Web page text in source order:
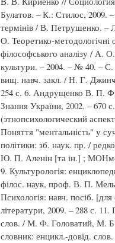
Булатов. – К.: Стилос, 2009.
термінів / В. Петрушенко. –
О. Теоретико-методологічні
філософського аналізу / А.
культури. – 2004. – № 40. –
вищ. навч. закл. / Н. Г.
254 с. 6. Андрущенко В. П.
Знання України, 2002. – 670
(этнопсихологический
Поняття "ментальність" у
політики: зб. наук. пр. /
Ю. П. Аленін [та ін.] ;
9. Культурологія:
філос. наук, проф. В. П.
Психологія: навч. посіб.
літератури, 2009. – 288 с.
слов. / М. Ф. Головатий, М.
словник: енцикл.-довід.